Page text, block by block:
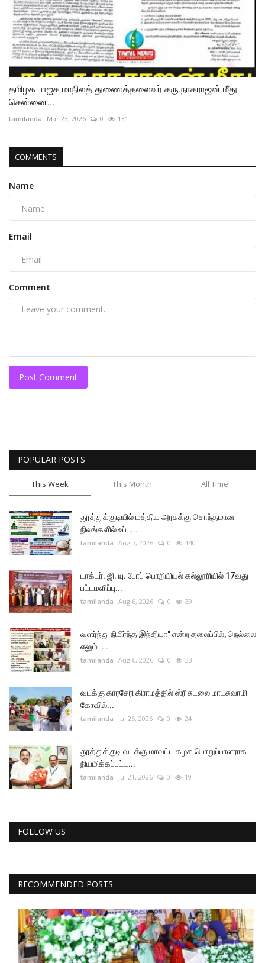
தமிழக பாஜக மாநிலத் துணைத்தலைவர் கரு.நாகராஜன் மீது
சென்னை...
tamilanda Mar 23, 2026 0 131
COMMENTS
Name
Email
Comment
Post Comment
POPULAR POSTS
This Week This Month All Time
தூத்துக்குடியில் மத்திய அரசுக்கு சொந்தமான
நிலங்களில் உப்பு...
tamilanda Aug 7, 2026 0 140
டாக்டர். ஜி. யு. போப் பொறியியல் கல்லூரியில் 17வது
பட்டமளிப்பு...
tamilanda Aug 6, 2026 0 39
வளர்ந்து நிமிர்ந்த இந்தியா" என்ற தலைப்பில், நெல்லை
எலும்பு...
tamilanda Aug 6, 2026 0 33
வடக்கு காரசேரி கிராமத்தில் ஸ்ரீ சுடலை மாடசுவாமி
கோவில்...
tamilanda Jul 26, 2026 0 24
தூத்துக்குடி வடக்கு மாவட்ட கழக பொறுப்பாளராக
நியமிக்கப்பட்ட...
tamilanda Jul 21, 2026 0 19
FOLLOW US
RECOMMENDED POSTS